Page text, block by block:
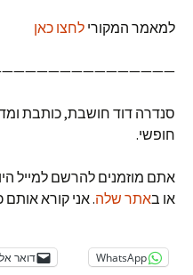
למאמר המקורי לחצו כאן
סנדרה דוד חושבת, כותבת
חופשי.
אתם מוזמנים להרשם למייל
או באתר שלה. אני קורא אותם
WhatsApp דואר